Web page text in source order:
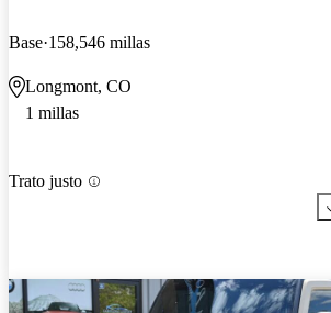
Base 158,546 millas
Longmont, CO
1 millas
Trato justo